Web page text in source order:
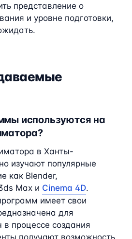
представление о
и уровне подготовки,
используются на
в Ханты-
изучают популярные
как Blender,
Max и Cinema 4D.
имеет свои
для
в процессе создания
получают возможность